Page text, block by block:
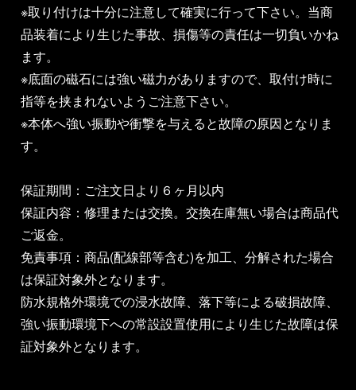
※取り付けは十分に注意して確実に行って下さい。当商
品装着により生じた事故、損傷等の責任は一切負いかね
ます。
※底面の磁石には強い磁力がありますので、取付け時に
指等を挟まれないようご注意下さい。
※本体へ強い振動や衝撃を与えると故障の原因となりま
す。
保証期間：ご注文日より６ヶ月以内
保証内容：修理または交換。交換在庫無い場合は商品代
ご返金。
免責事項：商品(配線部等含む)を加工、分解された場合
は保証対象外となります。
防水規格外環境での浸水故障、落下等による破損故障、
強い振動環境下への常設設置使用により生じた故障は保
証対象外となります。